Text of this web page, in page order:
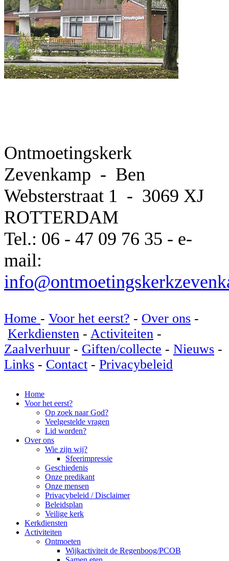
Ontmoetingskerk
Zevenkamp - Ben
Websterstraat 1 - 3069 XJ
ROTTERDAM
Tel.: 06 - 47 09 76 35 - e-
mail:
Home - Voor het eerst? - Over ons -
Kerkdiensten - Activiteiten -
Zaalverhuur - Giften/collecte - Nieuws -
Links - Contact - Privacybeleid
Home
Voor het eerst?
Op zoek naar God?
Veelgestelde vragen
Lid worden?
Over ons
Wie zijn wij?
Sfeerimpressie
Geschiedenis
Onze predikant
Onze mensen
Privacybeleid / Disclaimer
Beleidsplan
Veilige kerk
Kerkdiensten
Activiteiten
Ontmoeten
Wijkactiviteit de Regenboog/PCOB